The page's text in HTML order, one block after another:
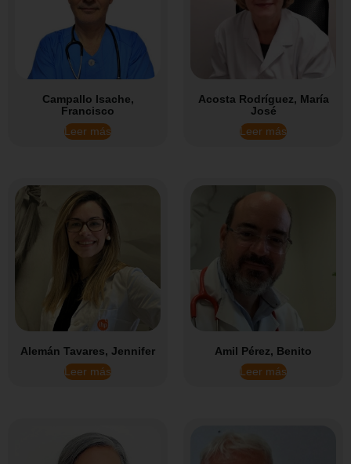
Campallo Isache,
Francisco
Leer más
Acosta Rodríguez, María
José
Leer más
Alemán Tavares, Jennifer
Leer más
Amil Pérez, Benito
Leer más